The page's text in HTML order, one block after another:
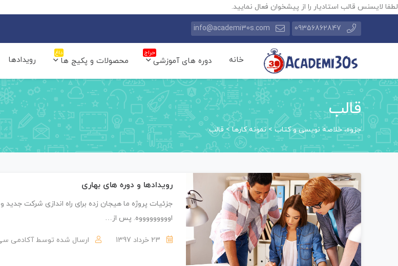
لطفا لایسنس قالب استادیار را از پیشخوان فعال نمایید.
09356862847
info@academi30s.com
خانه دوره های آموزشی
حراج
محصولات و پکیج ها
داغ
رویدادها
قالب
جزوه، خلاصه نویسی و کتاب>نمونه کارها>قالب
رویدادها و دوره های بهاری
جزئیات پروژه ما هیجان زده برای راه اندازی شرکت
اوووووووووه. پس از…
23 خرداد 1397 ارسال شده توسطآکادمی